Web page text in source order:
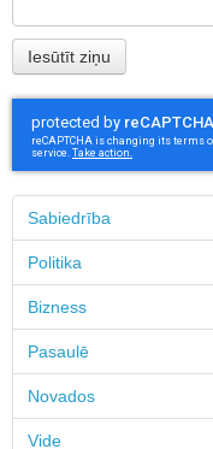
Sabiedrība
Politika
Bizness
Pasaulē
Novados
Vide